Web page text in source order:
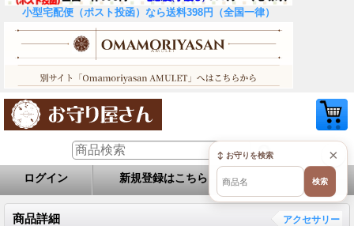
小型宅配便（ポスト投函）なら送料398円（全国一律）
ログイン 新規登録はこちら お問い合せ
商品詳細 アクセサリー
×
↕ お守りを検索
検索